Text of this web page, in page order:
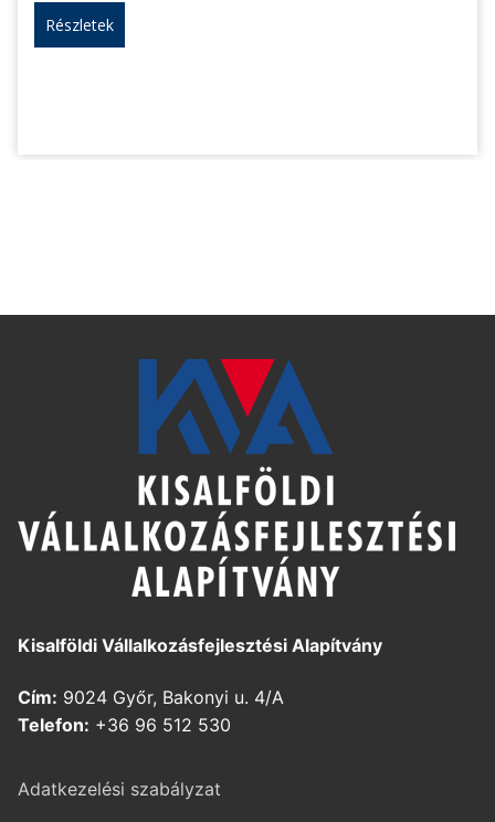
Részletek
Kisalföldi Vállalkozásfejlesztési Alapítvány
Cím: 9024 Győr, Bakonyi u. 4/A
Telefon: +36 96 512 530
Adatkezelési szabályzat